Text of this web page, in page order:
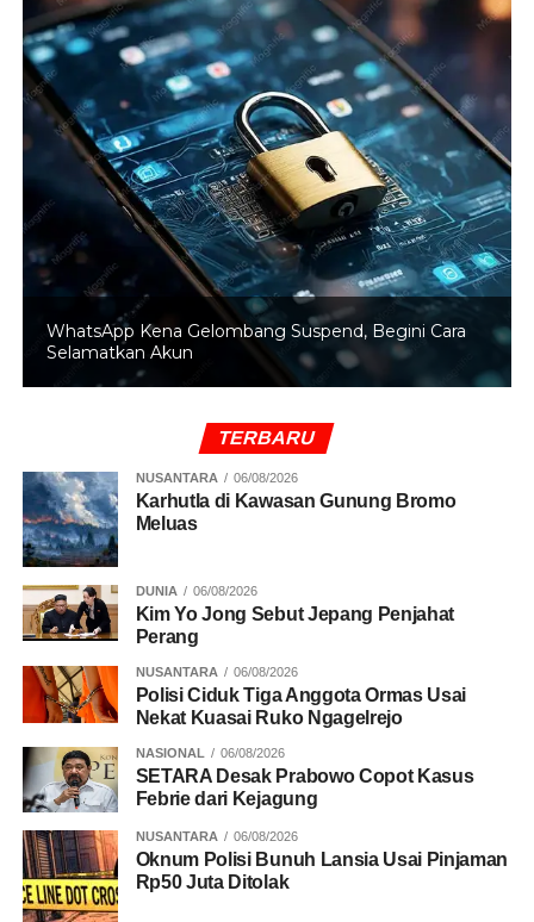
WhatsApp Kena Gelombang Suspend, Begini Cara
Selamatkan Akun
TERBARU
NUSANTARA 06/08/2026
Karhutla di Kawasan Gunung Bromo
Meluas
DUNIA 06/08/2026
Kim Yo Jong Sebut Jepang Penjahat
Perang
NUSANTARA 06/08/2026
Polisi Ciduk Tiga Anggota Ormas Usai
Nekat Kuasai Ruko Ngagelrejo
NASIONAL 06/08/2026
SETARA Desak Prabowo Copot Kasus
Febrie dari Kejagung
NUSANTARA 06/08/2026
Oknum Polisi Bunuh Lansia Usai Pinjaman
Rp50 Juta Ditolak